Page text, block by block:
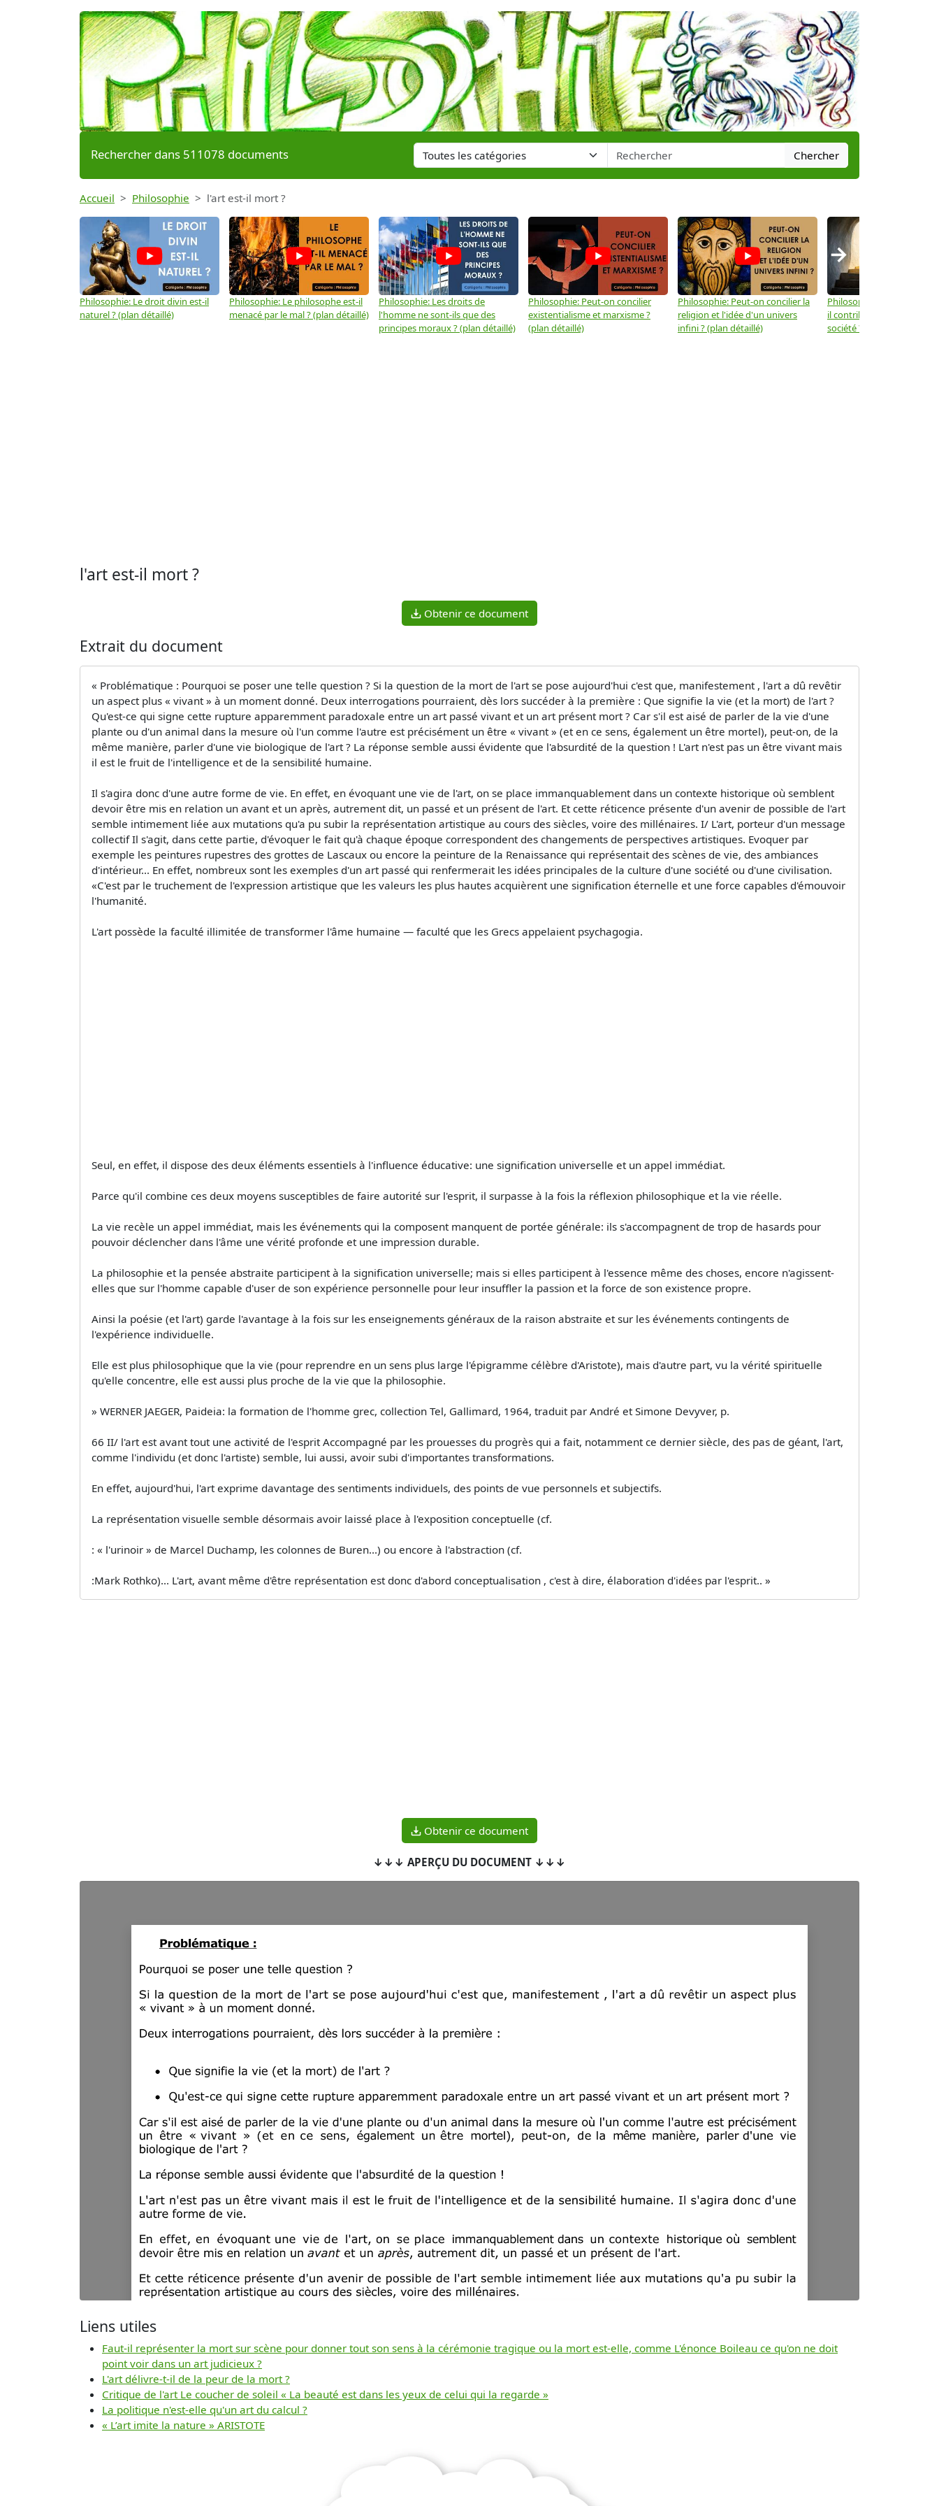
Rechercher dans 511078 documents Chercher
Accueil Philosophie l'art est-il mort ?
Philosophie: Le droit divin est-il
naturel ? (plan détaillé)
Philosophie: Le philosophe est-il
menacé par le mal ? (plan détaillé)
Philosophie: Les droits de
l'homme ne sont-ils que des
principes moraux ? (plan détaillé)
Philosophie: Peut-on concilier
existentialisme et marxisme ?
(plan détaillé)
Philosophie: Peut-on concilier la
religion et l'idée d'un univers
infini ? (plan détaillé)
Philosophie: Le
il contribuer au progrès de
société ? (plan détaillé)
→
l'art est-il mort ?
Obtenir ce document
Extrait du document
« Problématique : Pourquoi se poser une telle question ? Si la question de la mort de l'art se pose aujourd'hui c'est que, manifestement , l'art a dû revêtir
un aspect plus « vivant » à un moment donné. Deux interrogations pourraient, dès lors succéder à la première : Que signifie la vie (et la mort) de l'art ?
Qu'est-ce qui signe cette rupture apparemment paradoxale entre un art passé vivant et un art présent mort ? Car s'il est aisé de parler de la vie d'une
plante ou d'un animal dans la mesure où l'un comme l'autre est précisément un être « vivant » (et en ce sens, également un être mortel), peut-on, de la
même manière, parler d'une vie biologique de l'art ? La réponse semble aussi évidente que l'absurdité de la question ! L'art n'est pas un être vivant mais
il est le fruit de l'intelligence et de la sensibilité humaine.
Il s'agira donc d'une autre forme de vie. En effet, en évoquant une vie de l'art, on se place immanquablement dans un contexte historique où semblent
devoir être mis en relation un avant et un après, autrement dit, un passé et un présent de l'art. Et cette réticence présente d'un avenir de possible de l'art
semble intimement liée aux mutations qu'a pu subir la représentation artistique au cours des siècles, voire des millénaires. I/ L'art, porteur d'un message
collectif Il s'agit, dans cette partie, d'évoquer le fait qu'à chaque époque correspondent des changements de perspectives artistiques. Evoquer par
exemple les peintures rupestres des grottes de Lascaux ou encore la peinture de la Renaissance qui représentait des scènes de vie, des ambiances
d'intérieur... En effet, nombreux sont les exemples d'un art passé qui renfermerait les idées principales de la culture d'une société ou d'une civilisation.
«C'est par le truchement de l'expression artistique que les valeurs les plus hautes acquièrent une signification éternelle et une force capables d'émouvoir
l'humanité.
L'art possède la faculté illimitée de transformer l'âme humaine — faculté que les Grecs appelaient psychagogia.
Seul, en effet, il dispose des deux éléments essentiels à l'influence éducative: une signification universelle et un appel immédiat.
Parce qu'il combine ces deux moyens susceptibles de faire autorité sur l'esprit, il surpasse à la fois la réflexion philosophique et la vie réelle.
La vie recèle un appel immédiat, mais les événements qui la composent manquent de portée générale: ils s'accompagnent de trop de hasards pour
pouvoir déclencher dans l'âme une vérité profonde et une impression durable.
La philosophie et la pensée abstraite participent à la signification universelle; mais si elles participent à l'essence même des choses, encore n'agissent-
elles que sur l'homme capable d'user de son expérience personnelle pour leur insuffler la passion et la force de son existence propre.
Ainsi la poésie (et l'art) garde l'avantage à la fois sur les enseignements généraux de la raison abstraite et sur les événements contingents de
l'expérience individuelle.
Elle est plus philosophique que la vie (pour reprendre en un sens plus large l'épigramme célèbre d'Aristote), mais d'autre part, vu la vérité spirituelle
qu'elle concentre, elle est aussi plus proche de la vie que la philosophie.
» WERNER JAEGER, Paideia: la formation de l'homme grec, collection Tel, Gallimard, 1964, traduit par André et Simone Devyver, p.
66 II/ l'art est avant tout une activité de l'esprit Accompagné par les prouesses du progrès qui a fait, notamment ce dernier siècle, des pas de géant, l'art,
comme l'individu (et donc l'artiste) semble, lui aussi, avoir subi d'importantes transformations.
En effet, aujourd'hui, l'art exprime davantage des sentiments individuels, des points de vue personnels et subjectifs.
La représentation visuelle semble désormais avoir laissé place à l'exposition conceptuelle (cf.
: « l'urinoir » de Marcel Duchamp, les colonnes de Buren...) ou encore à l'abstraction (cf.
:Mark Rothko)... L'art, avant même d'être représentation est donc d'abord conceptualisation , c'est à dire, élaboration d'idées par l'esprit.. »
Obtenir ce document
↓↓↓ APERÇU DU DOCUMENT ↓↓↓
Télécharger
document
Liens utiles
Faut-il représenter la mort sur scène pour donner tout son sens à la cérémonie tragique ou la mort est-elle, comme L'énonce Boileau ce qu'on ne doit
point voir dans un art judicieux ?
L'art délivre-t-il de la peur de la mort ?
Critique de l'art Le coucher de soleil « La beauté est dans les yeux de celui qui la regarde »
La politique n'est-elle qu'un art du calcul ?
« L’art imite la nature » ARISTOTE